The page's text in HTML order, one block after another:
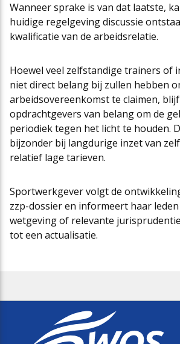
Wanneer sprake is van dat laatste,
huidige regelgeving discussie
kwalificatie van de arbeidsrelatie.
Hoewel veel zelfstandige trainers of
niet direct belang bij zullen hebben
arbeidsovereenkomst te claimen,
opdrachtgevers van belang om de
periodiek tegen het licht te houden.
bijzonder bij langdurige inzet van
relatief lage tarieven.
Sportwerkgever volgt de
zzp-dossier en informeert haar
wetgeving of relevante
tot een actualisatie.